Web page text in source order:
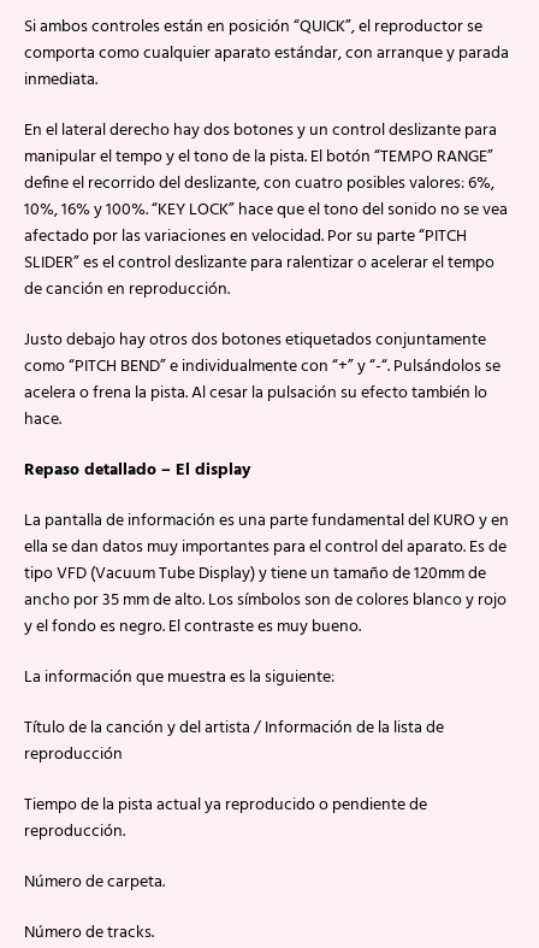
Si ambos controles están en posición “QUICK”, el reproductor se
comporta como cualquier aparato estándar, con arranque y parada
inmediata.
En el lateral derecho hay dos botones y un control deslizante para
manipular el tempo y el tono de la pista. El botón “TEMPO RANGE”
define el recorrido del deslizante, con cuatro posibles valores: 6%,
10%, 16% y 100%. “KEY LOCK” hace que el tono del sonido no se vea
afectado por las variaciones en velocidad. Por su parte “PITCH
SLIDER” es el control deslizante para ralentizar o acelerar el tempo
de canción en reproducción.
Justo debajo hay otros dos botones etiquetados conjuntamente
como “PITCH BEND” e individualmente con “+” y “-“. Pulsándolos se
acelera o frena la pista. Al cesar la pulsación su efecto también lo
hace.
Repaso detallado – El display
La pantalla de información es una parte fundamental del KURO y en
ella se dan datos muy importantes para el control del aparato. Es de
tipo VFD (Vacuum Tube Display) y tiene un tamaño de 120mm de
ancho por 35 mm de alto. Los símbolos son de colores blanco y rojo
y el fondo es negro. El contraste es muy bueno.
La información que muestra es la siguiente:
Título de la canción y del artista / Información de la lista de
reproducción
Tiempo de la pista actual ya reproducido o pendiente de
reproducción.
Número de carpeta.
Número de tracks.